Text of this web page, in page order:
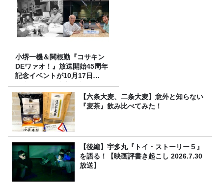
小堺一機＆関根勤『コサキン
DEワァオ！』放送開始45周年
記念イベントが10月17日
（土）に開催決定！本日より
FC先行受付スタート！【六条大麦、二条大麦】意外と知らない
『麦茶』飲み比べてみた！
【後編】宇多丸『トイ・ストーリー５』
を語る！【映画評書き起こし 2026.7.30
放送】